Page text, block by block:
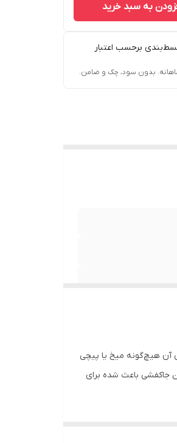
به سبد خرید
برحسب اعتبار
۳۰× ۵۳ سانتی‌متر است. در قسمت‌های بیرونی آن هیچ‌گونه میخ یا پیچی
می باشد .ابعاد مناسب این جاکفشی باعث شده برای